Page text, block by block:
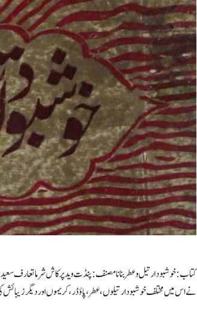
کتاب: خوشبودار تیل و عطر بنانا مصنف: پنڈت وید پرکاش شرما تعارف
نے اس میں مختلف خوشبودار تیلوں، عطر، پاؤڈر، کریموں اور دیگر